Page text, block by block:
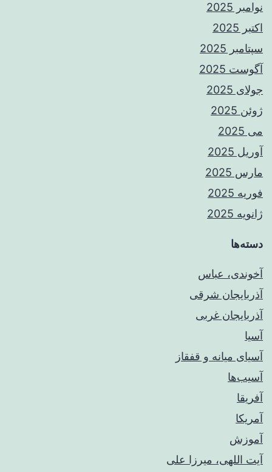
نوامبر 2025
اکتبر 2025
سپتامبر 2025
آگوست 2025
جولای 2025
ژوئن 2025
می 2025
آوریل 2025
مارس 2025
فوریه 2025
ژانویه 2025
دسته‌ها
آخوندی، عباس
آذربایجان شرقی
آذربایجان غربی
آسیا
آسیای میانه و قفقاز
آسیب‌ها
آفریقا
آمریکا
آموزش
آیت اللهی، میرزا علی